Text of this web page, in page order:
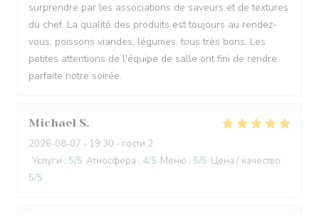
surprendre par les associations de saveurs et de textures
du chef. La qualité des produits est toujours au rendez-
vous, poissons viandes, légumes, tous très bons. Les
petites attentions de l'équipe de salle ont fini de rendre
parfaite notre soirée.
Michael S
2026-08-07 - 19:30 - гости 2
Услуги : 5/5 Атмосфера : 4/5 Меню : 5/5 Цена / качество :
5/5